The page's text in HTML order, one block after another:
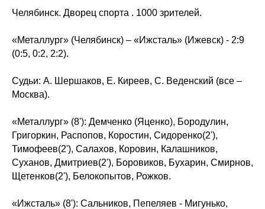
Челябинск. Дворец спорта . 1000 зрителей.
«Металлург» (Челябинск) – «Ижсталь» (Ижевск) - 2:9
(0:5, 0:2, 2:2).
Судьи: А. Шершаков, Е. Киреев, С. Веденский (все –
Москва).
«Металлург» (8'): Демченко (Яценко), Бородулин,
Григоркин, Распопов, Коростин, Сидоренко(2'),
Тимофеев(2'), Салахов, Коровин, Калашников,
Суханов, Дмитриев(2'), Боровиков, Бухарин, Смирнов,
Щетенков(2'), Белокопытов, Рожков.
«Ижсталь» (8'): Сальников, Пепеляев - Мигунько,